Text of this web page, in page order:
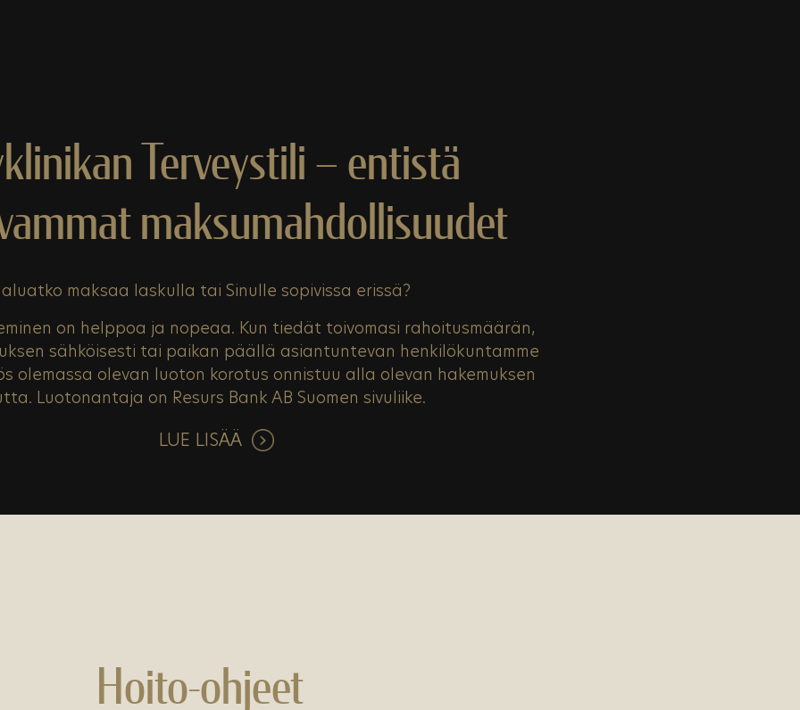
Terveystili – entistä
maksumahdollisuudet
maksaa laskulla tai Sinulle sopivissa erissä?
on helppoa ja nopeaa. Kun tiedät toivomasi rahoitusmäärän,
sähköisesti tai paikan päällä asiantuntevan henkilökuntamme
olemassa olevan luoton korotus onnistuu alla olevan hakemuksen
Luotonantaja on Resurs Bank AB Suomen sivuliike.
LUE LISÄÄ
Hoito-ohjeet